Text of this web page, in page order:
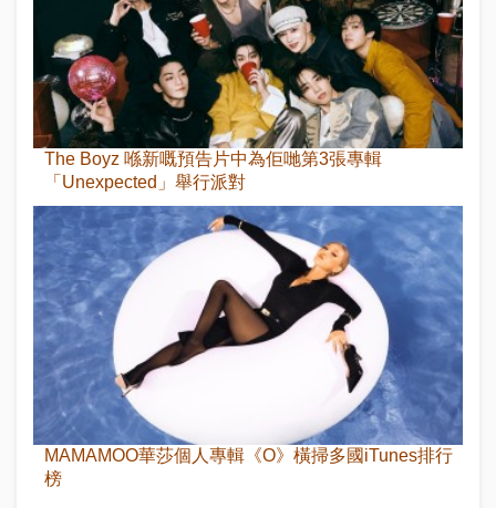
The Boyz 喺新嘅預告片中為佢哋第3張專輯
「Unexpected」舉行派對
MAMAMOO華莎個人專輯《O》橫掃多國iTunes排行
榜